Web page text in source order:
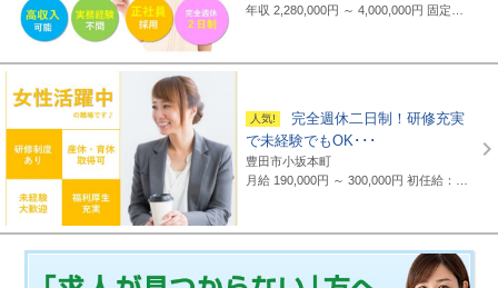
年収 2,280,000円 ～ 4,000,000円 固定給制 月給16万円～25万円（諸手当含まず）＋報奨金＋賞与年2回 ※地域・能力により異なります。 ◆正職員の平均給与例 平均給与：434,000円(2019年度実績) ※上記には賞与は含まれていません。 ◆支給例 月給20万円～／東京・神奈川・千葉・埼玉の支社 月給19万円～／愛知・三重・京都・大阪の支社 月給18万円～／山梨・岐阜・静岡・滋賀・兵庫・広島・福岡の支社 ※一部支社により異なる ※入社前に行なわれる研修の受講手当は日給3500円～4000円（地域により異なる） ◆通勤交通費 月額3万5千円まで全額支給(超過部分は2万円まで半額支給)
完全週休二日制！研修充実
で未経験でもOK･･･
豊田市小坂本町
月給 190,000円 ～ 300,000円初任給：16万～25万円+諸手当(地域・能力により異なる) 例：20万～25万円（東京都勤務） 平均給与：423,000円(平成29年度実績) ※給与は年間平均の税込定例給与であり、賞与は含んでおりません。